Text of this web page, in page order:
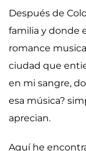
Después de
familia y donde
romance
ciudad que
en mi sangre,
esa música?
aprecian.
Aquí he